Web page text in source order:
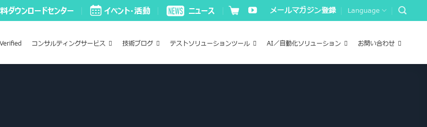
メールマガジン登録 Language
コンサルティングサービス 技術ブログ テストソリューションツール AI／自動化ソリューション お問い合わせ